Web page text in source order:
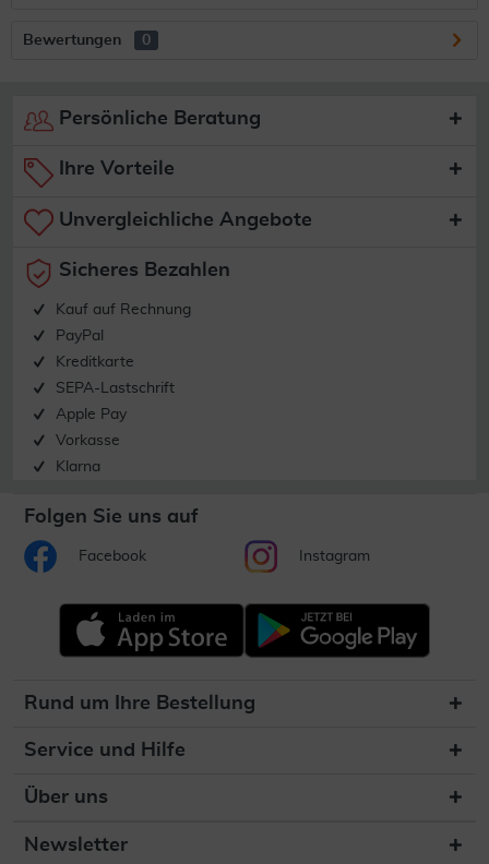
Bewertungen 0
Persönliche Beratung
Ihre Vorteile
Unvergleichliche Angebote
Sicheres Bezahlen
Kauf auf Rechnung
PayPal
Kreditkarte
SEPA-Lastschrift
Apple Pay
Vorkasse
Klarna
Folgen Sie uns auf
Facebook Instagram
Rund um Ihre Bestellung
Service und Hilfe
Über uns
Newsletter